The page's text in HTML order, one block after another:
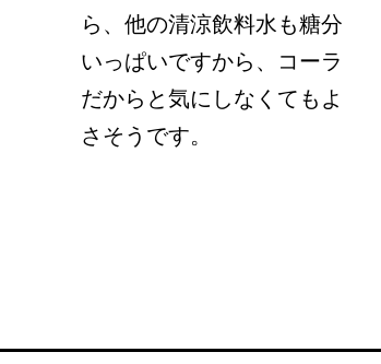
ら、他の清涼飲料水も糖分
いっぱいですから、コーラ
だからと気にしなくてもよ
さそうです。